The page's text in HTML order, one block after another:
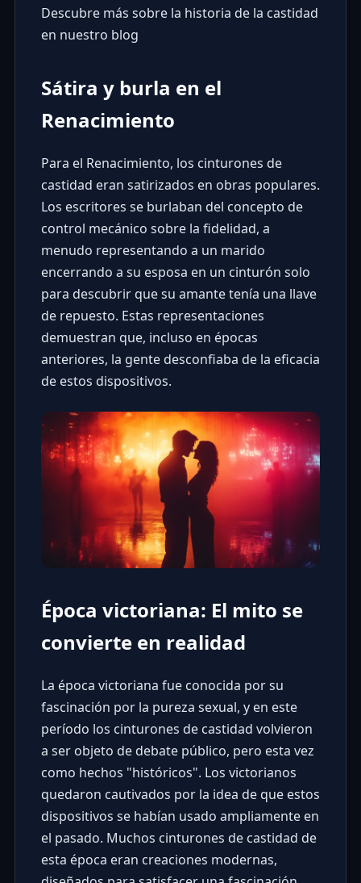
Descubre más sobre la historia de la castidad
en nuestro blog
Sátira y burla en el
Renacimiento
Para el Renacimiento, los cinturones de
castidad eran satirizados en obras populares.
Los escritores se burlaban del concepto de
control mecánico sobre la fidelidad, a
menudo representando a un marido
encerrando a su esposa en un cinturón solo
para descubrir que su amante tenía una llave
de repuesto. Estas representaciones
demuestran que, incluso en épocas
anteriores, la gente desconfiaba de la eficacia
de estos dispositivos.
Época victoriana: El mito se
convierte en realidad
La época victoriana fue conocida por su
fascinación por la pureza sexual, y en este
período los cinturones de castidad volvieron
a ser objeto de debate público, pero esta vez
como hechos "históricos". Los victorianos
quedaron cautivados por la idea de que estos
dispositivos se habían usado ampliamente en
el pasado. Muchos cinturones de castidad de
esta época eran creaciones modernas,